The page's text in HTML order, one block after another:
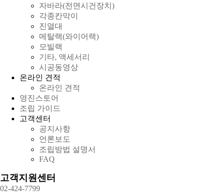
자바라(전면시건장치)
각종칸막이
진열대
메탈랙(와이어랙)
모빌랙
기타, 액세서리
시공동영상
온라인 견적
온라인 견적
영진스토어
조립 가이드
고객센터
공지사항
언론보도
조립방법 설명서
FAQ
고객지원센터
02-424-7799